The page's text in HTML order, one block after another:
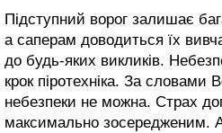
Підступний ворог залишає
а саперам доводиться їх
до будь-яких викликів.
крок піротехніка. За
небезпеки не можна. Страх
максимально зосередженим.